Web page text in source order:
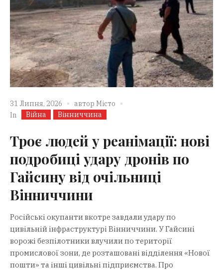
31 Липня, 2026 автор Місто
In
Війна Вінниччина
Троє людей у реанімації: нові
подробиці удару дронів по
Гайсину від очільниці
Вінниччини
Російські окупанти вкотре завдали удару по
цивільній інфраструктурі Вінниччини. У Гайсині
ворожі безпілотники влучили по території
промислової зони, де розташовані відділення «Нової
пошти» та інші цивільні підприємства. Про